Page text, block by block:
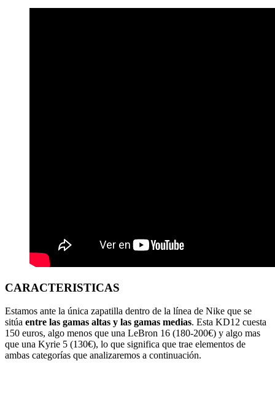
CARACTERISTICAS
Estamos ante la única zapatilla dentro de la línea de Nike que se
sitúa entre las gamas altas y las gamas medias. Esta KD12 cuesta
150 euros, algo menos que una LeBron 16 (180-200€) y algo mas
que una Kyrie 5 (130€), lo que significa que trae elementos de
ambas categorías que analizaremos a continuación.